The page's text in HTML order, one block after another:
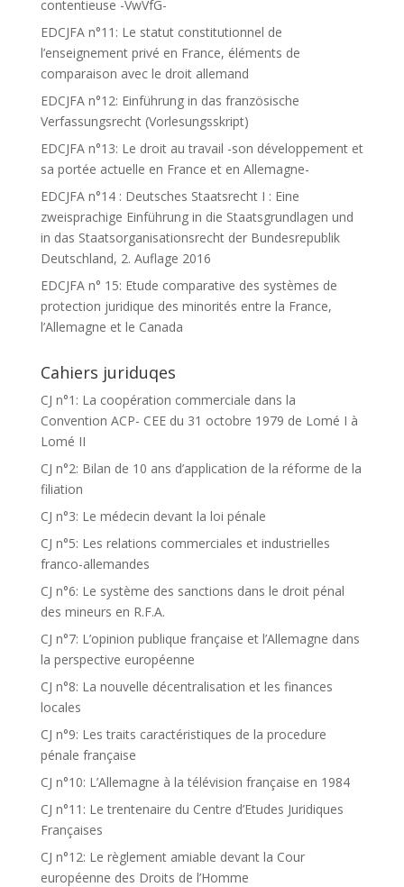
contentieuse -VwVfG-
EDCJFA n°11: Le statut constitutionnel de
l’enseignement privé en France, éléments de
comparaison avec le droit allemand
EDCJFA n°12: Einführung in das französische
Verfassungsrecht (Vorlesungsskript)
EDCJFA n°13: Le droit au travail -son développement et
sa portée actuelle en France et en Allemagne-
EDCJFA n°14 : Deutsches Staatsrecht I : Eine
zweisprachige Einführung in die Staatsgrundlagen und
in das Staatsorganisationsrecht der Bundesrepublik
Deutschland, 2. Auflage 2016
EDCJFA n° 15: Etude comparative des systèmes de
protection juridique des minorités entre la France,
l’Allemagne et le Canada
Cahiers juriduqes
CJ n°1: La coopération commerciale dans la
Convention ACP- CEE du 31 octobre 1979 de Lomé I à
Lomé II
CJ n°2: Bilan de 10 ans d’application de la réforme de la
filiation
CJ n°3: Le médecin devant la loi pénale
CJ n°5: Les relations commerciales et industrielles
franco-allemandes
CJ n°6: Le système des sanctions dans le droit pénal
des mineurs en R.F.A.
CJ n°7: L’opinion publique française et l’Allemagne dans
la perspective européenne
CJ n°8: La nouvelle décentralisation et les finances
locales
CJ n°9: Les traits caractéristiques de la procedure
pénale française
CJ n°10: L’Allemagne à la télévision française en 1984
CJ n°11: Le trentenaire du Centre d’Etudes Juridiques
Françaises
CJ n°12: Le règlement amiable devant la Cour
européenne des Droits de l’Homme